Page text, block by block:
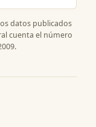
datos publicados
cuenta el número